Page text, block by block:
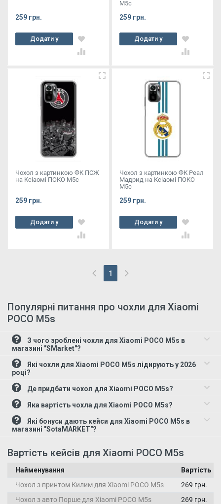
259 грн.
Додати у
кошик
М5с
259 грн.
Додати у
кошик
Чохол з картинкою ФК ПСЖ
на Ксіаомі ПОКО М5с
259 грн.
Додати у
кошик
Чохол з картинкою ФК Реал
Мадрид на Ксіаомі ПОКО
М5с
259 грн.
Додати у
кошик
1
(current)
Популярні питання про чохли для Xiaomi
POCO M5s
магазині "SMarket"?
році?
Де придбати чохол для Xiaomi POCO M5s?
Яка вартість чохла для Xiaomi POCO M5s?
магазині "SotaMARKET"?
Вартість кейсів для Xiaomi POCO M5s
Найменування
Вартість
Чохол з принтом Килим для Xiaomi POCO M5s
269 грн.
Чохол з авто Порше для Xiaomi POCO M5s
269 грн.